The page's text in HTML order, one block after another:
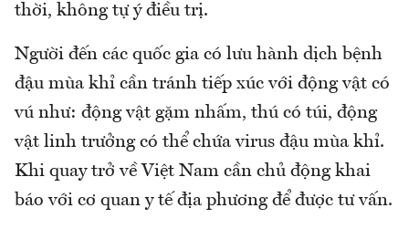
thời, không tự ý điều trị.
Người đến các quốc gia có lưu hành dịch bệnh
đậu mùa khỉ cần tránh tiếp xúc với động vật có
vú như: động vật gặm nhấm, thú có túi, động
vật linh trưởng có thể chứa virus đậu mùa khỉ.
Khi quay trở về Việt Nam cần chủ động khai
báo với cơ quan y tế địa phương để được tư vấn.